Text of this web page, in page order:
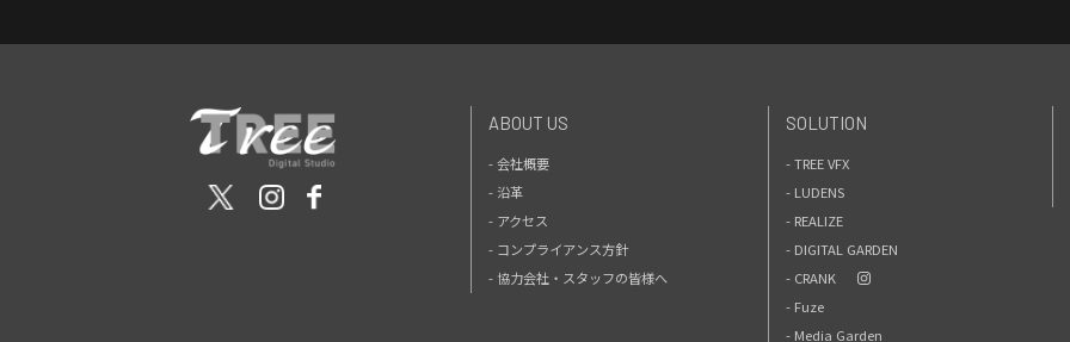
ABOUT US
- 会社概要
- 沿革
- アクセス
- コンプライアンス方針
- 協力会社・スタッフの皆様へ
SOLUTION
- TREE VFX
- LUDENS
- REALIZE
- DIGITAL GARDEN
- CRANK
- Fuze
- Media Garden